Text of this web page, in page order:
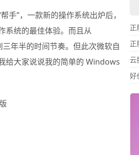
手”，一款新的操作系统出炉后，
系统的最佳体验。而且从
年半的时间节奏。但此次微软自
给大家说说我的简单的 Windows
正
正
云
好